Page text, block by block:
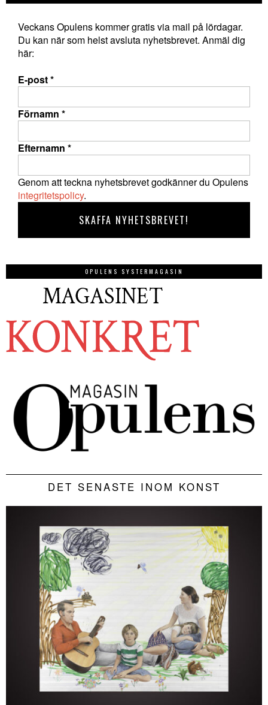
Veckans Opulens kommer gratis via mail på lördagar.
Du kan när som helst avsluta nyhetsbrevet. Anmäl dig
här:
E-post*
Förnamn *
Efternamn *
Genom att teckna nyhetsbrevet godkänner du Opulens
integritetspolicy.
OPULENS SYSTERMAGASIN
DET SENASTE INOM KONST